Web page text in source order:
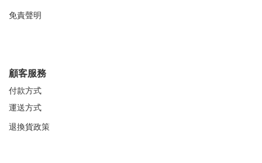
免責聲明
顧客服務
付款方式
運送方式
退換貨政策